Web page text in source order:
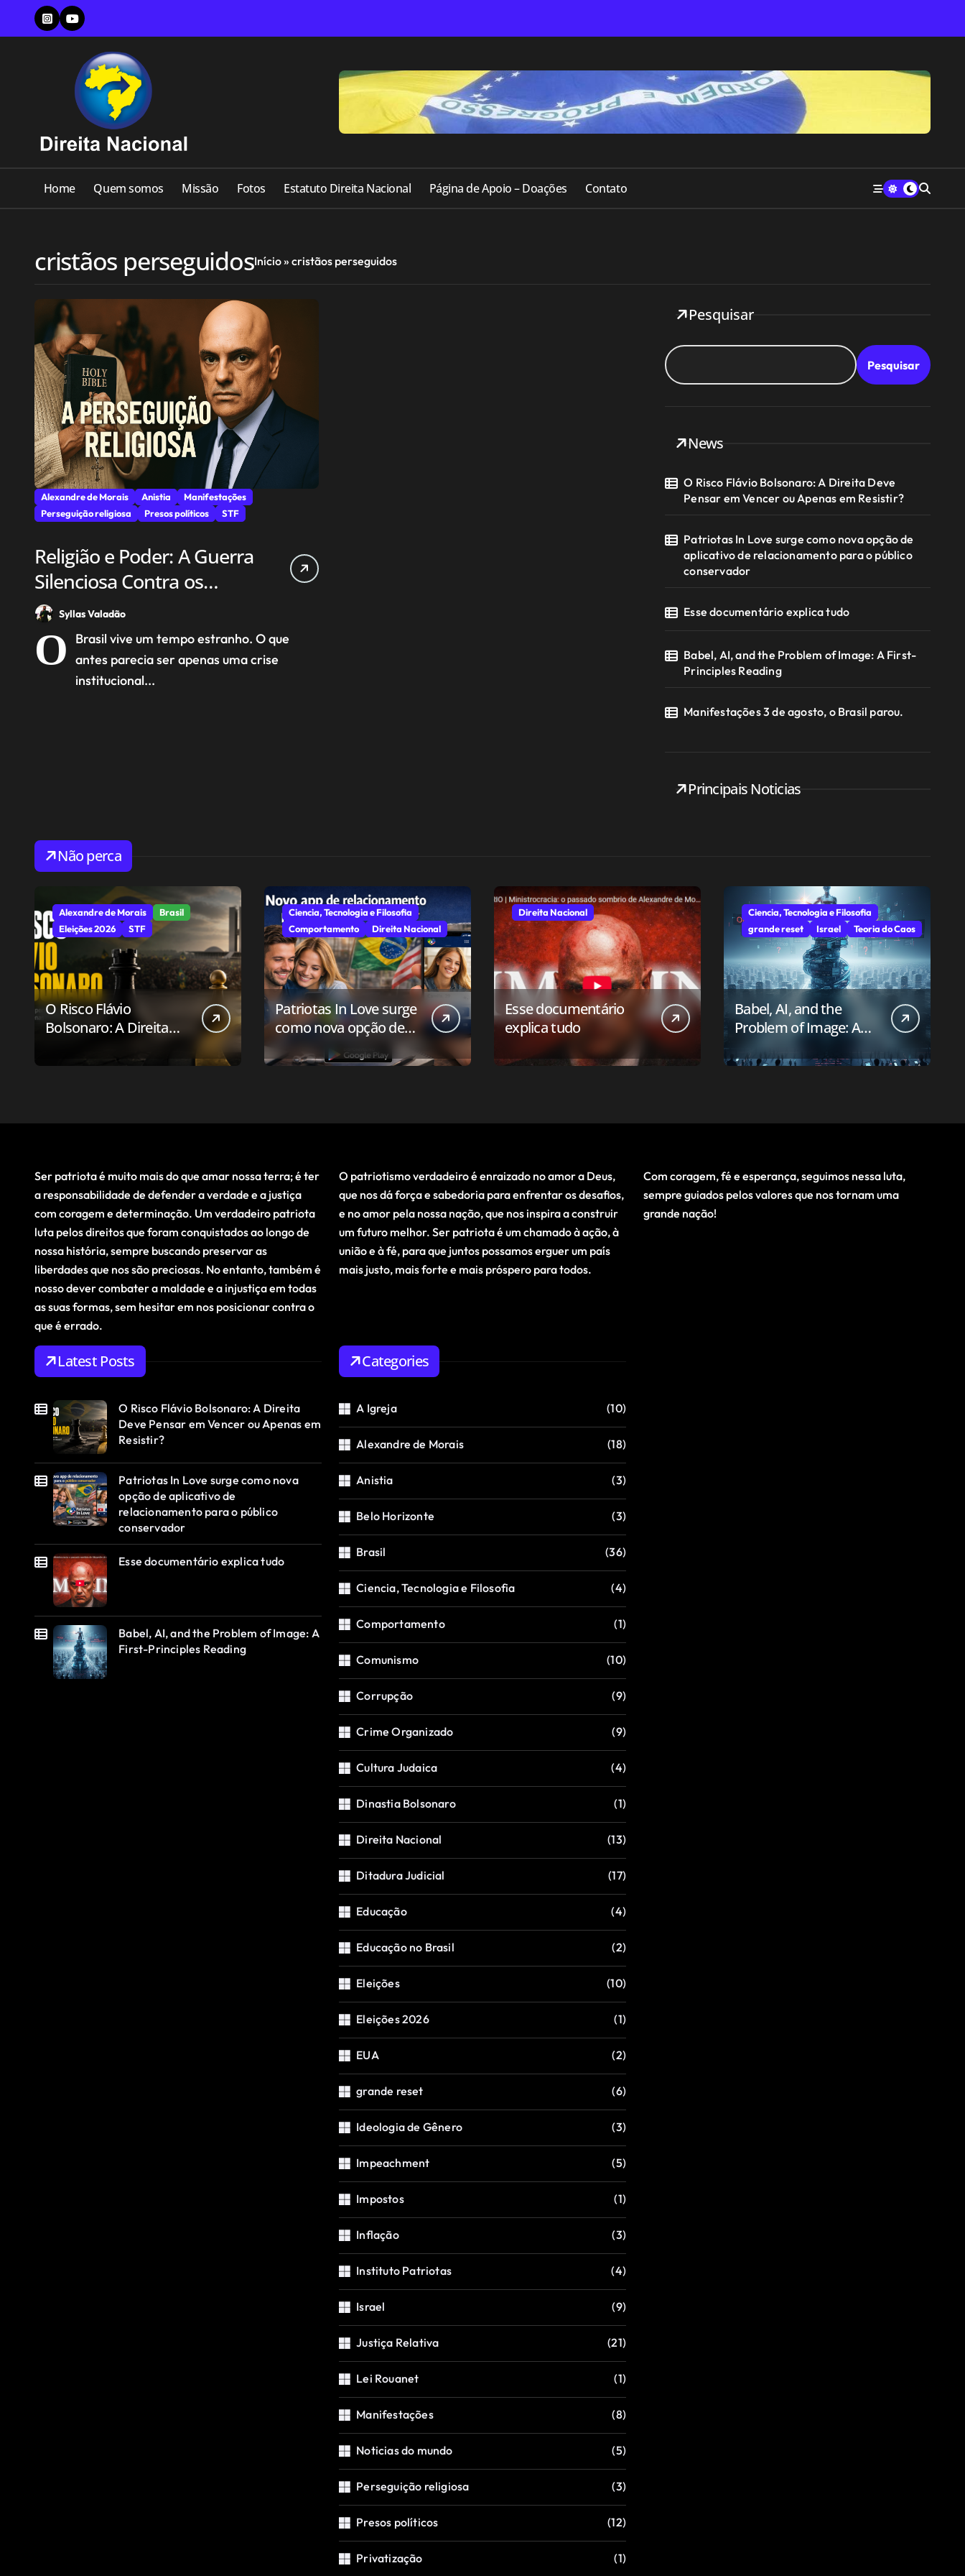
content
Home Quem somos Missão Fotos Estatuto Direita Nacional Página de Apoio – Doações Contato
cristãos perseguidosInício» cristãos perseguidos
Alexandre de Morais Anistia
Manifestações
Perseguição religiosa
Presos políticos STF
Religião e Poder: A Guerra
Silenciosa Contra os
Cristãos no Brasil
Syllas Valadão
O
Brasil vive um tempo estranho. O que
antes parecia ser apenas uma crise
institucional...
Pesquisar
Pesquisar
News
O Risco Flávio Bolsonaro: A Direita Deve
Pensar em Vencer ou Apenas em Resistir?
Patriotas In Love surge como nova opção de
aplicativo de relacionamento para o público
conservador
Esse documentário explica tudo
Babel, AI, and the Problem of Image: A First-
Principles Reading
Manifestações 3 de agosto, o Brasil parou.
Principais Noticias
Não perca
Alexandre de Morais
Brasil
Eleições 2026
STF
O Risco Flávio
Bolsonaro: A Direita
Vencer ou Apenas em
Ciencia, Tecnologia e Filosofia
Comportamento
Direita Nacional
Patriotas In Love surge
como nova opção de
aplicativo de
relacionamento para o
Direita Nacional
Esse documentário
explica tudo
Ciencia, Tecnologia e Filosofia
grande reset
Israel Teoria do Caos
Babel, AI, and the
Problem of Image: A
Ser patriota é muito mais do que amar nossa terra; é ter
a responsabilidade de defender a verdade e a justiça
com coragem e determinação. Um verdadeiro patriota
luta pelos direitos que foram conquistados ao longo de
nossa história, sempre buscando preservar as
liberdades que nos são preciosas. No entanto, também é
nosso dever combater a maldade e a injustiça em todas
as suas formas, sem hesitar em nos posicionar contra o
que é errado.
O patriotismo verdadeiro é enraizado no amor a Deus,
que nos dá força e sabedoria para enfrentar os desafios,
e no amor pela nossa nação, que nos inspira a construir
um futuro melhor. Ser patriota é um chamado à ação, à
união e à fé, para que juntos possamos erguer um país
mais justo, mais forte e mais próspero para todos.
Com coragem, fé e esperança, seguimos nessa luta,
sempre guiados pelos valores que nos tornam uma
grande nação!
Latest Posts
O Risco Flávio Bolsonaro: A Direita
Deve Pensar em Vencer ou Apenas em
Resistir?
Patriotas In Love surge como nova
opção de aplicativo de
relacionamento para o público
conservador
Esse documentário explica tudo
Babel, AI, and the Problem of Image: A
First-Principles Reading
Categories
A Igreja (10)
Alexandre de Morais (18)
Anistia (3)
Belo Horizonte (3)
Brasil (36)
Ciencia, Tecnologia e Filosofia (4)
Comportamento (1)
Comunismo (10)
Corrupção (9)
Crime Organizado (9)
Cultura Judaica (4)
Dinastia Bolsonaro (1)
Direita Nacional (13)
Ditadura Judicial (17)
Educação (4)
Educação no Brasil (2)
Eleições (10)
Eleições 2026 (1)
EUA (2)
grande reset (6)
Ideologia de Gênero (3)
Impeachment (5)
Impostos (1)
Inflação (3)
Instituto Patriotas (4)
Israel (9)
Justiça Relativa (21)
Lei Rouanet (1)
Manifestações (8)
Noticias do mundo (5)
Perseguição religiosa (3)
Presos políticos (12)
Privatização (1)